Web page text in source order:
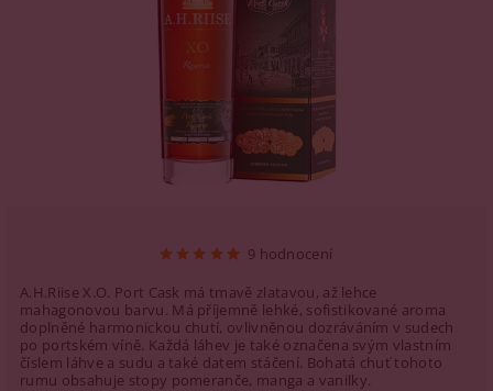
9 hodnocení
A.H.Riise X.O. Port Cask má tmavě zlatavou, až lehce
mahagonovou barvu. Má příjemně lehké, sofistikované aroma
doplněné harmonickou chutí, ovlivněnou dozráváním v sudech
po portském víně. Každá láhev je také označena svým vlastním
číslem láhve a sudu a také datem stáčení. Bohatá chuť tohoto
rumu obsahuje stopy pomeranče, manga a vanilky.